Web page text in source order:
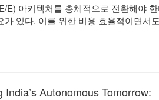
E) 아키텍처를 총체적으로 전환해야
있다. 이를 위한 비용 효율적이면서
Autonomous Tomorrow: